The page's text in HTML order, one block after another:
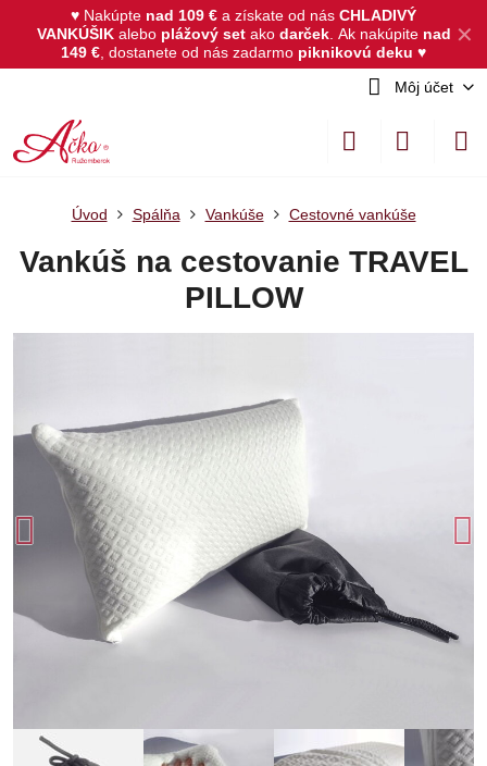
✕
♥ Nakúpte nad 109 € a získate od nás CHLADIVÝ
VANKÚŠIKalebo plážový set akodarček. Ak nakúpite nad
149 € , dostanete od nás zadarmo piknikovú deku ♥
Môj účet
Úvod Spálňa Vankúše Cestovné vankúše
Vankúš na cestovanie TRAVEL
PILLOW